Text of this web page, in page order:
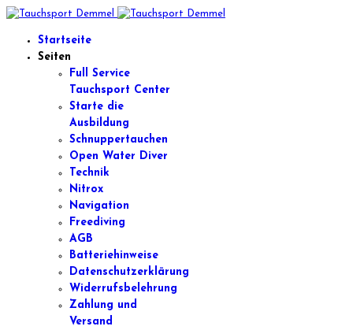
Startseite
Seiten
Full Service
Tauchsport Center
Starte die
Ausbildung
Schnuppertauchen
Open Water Diver
Technik
Nitrox
Navigation
Freediving
AGB
Batteriehinweise
Datenschutzerklärung
Widerrufsbelehrung
Zahlung und
Versand